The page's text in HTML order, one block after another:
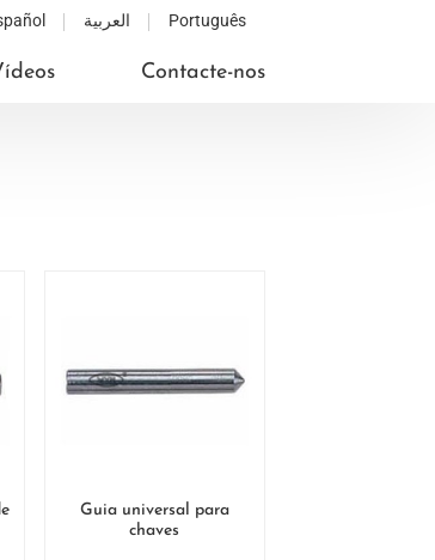
العربية Português
Contacte-nos
Guia universal para
chaves